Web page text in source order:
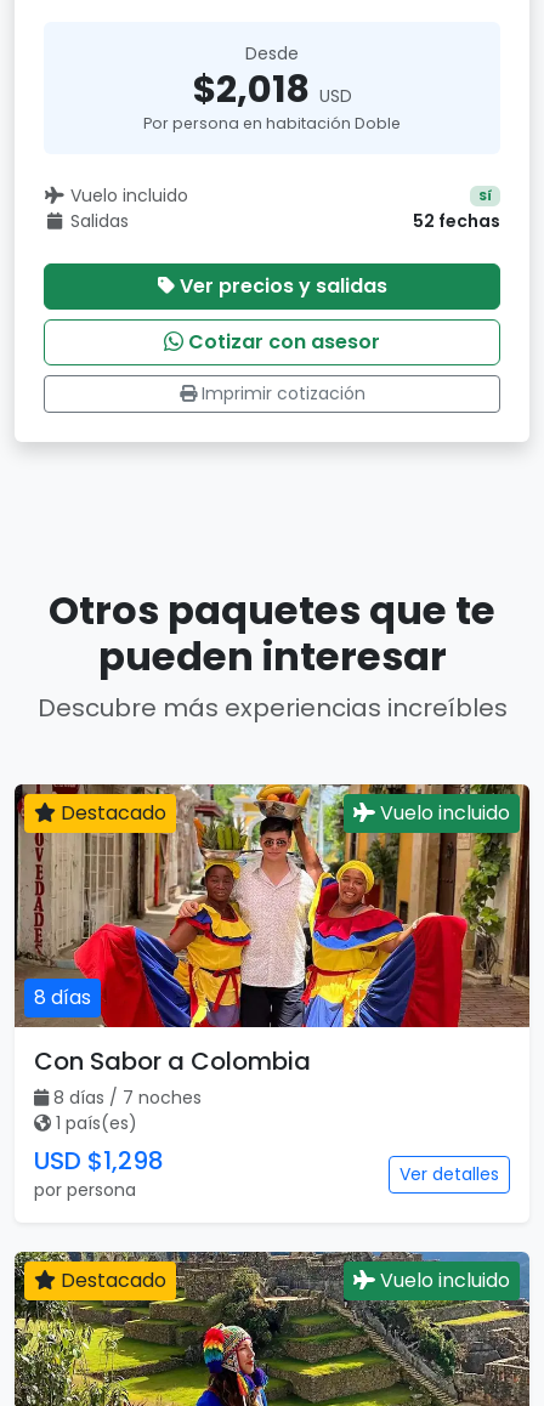
Desde
$2,018 USD
Por persona en habitación Doble
Vuelo incluido Sí
Salidas 52 fechas
Ver precios y salidas
Cotizar con asesor
Imprimir cotización
Otros paquetes que te
pueden interesar
Descubre más experiencias increíbles
8 días
Destacado Vuelo incluido
Con Sabor a Colombia
8 días / 7 noches
1 país(es)
USD $1,298
por persona
Ver detalles
Destacado Vuelo incluido